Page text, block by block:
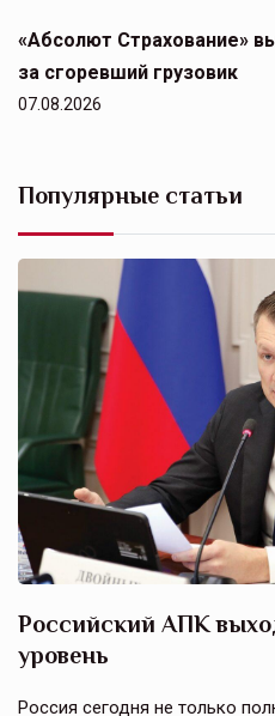
«Абсолют Страхование»
за сгоревший грузовик
07.08.2026
Популярные статьи
Российский АПК
уровень
Россия сегодня не только